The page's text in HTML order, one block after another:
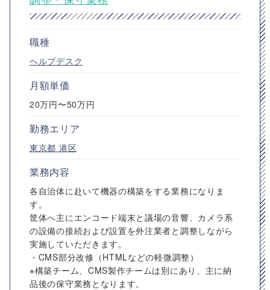
職種
ヘルプデスク
月額単価
20万円〜50万円
勤務エリア
東京都 港区
業務内容
各自治体に赴いて機器の構築をする業務になりま
す。
筐体へ主にエンコード端末と議場の音響、カメラ系
の設備の接続および設置を外注業者と調整しながら
実施していただきます。
・CMS部分改修（HTMLなどの軽微調整）
※構築チーム、CMS製作チームは別にあり、主に納
品後の保守業務となります。